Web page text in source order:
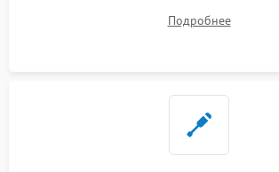
цепи зарядки и монтаж новых
Восстановление поврежденных
Подробнее